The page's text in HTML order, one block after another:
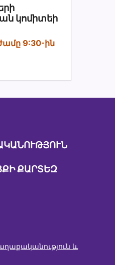
կոմիտեի
9:30-ին
ՔԱՐՏԵԶ
և